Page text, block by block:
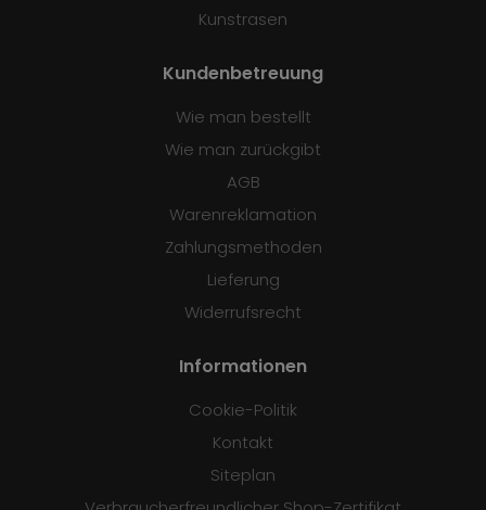
Kunstrasen
Kundenbetreuung
Wie man bestellt
Wie man zurückgibt
AGB
Warenreklamation
Zahlungsmethoden
Lieferung
Widerrufsrecht
Informationen
Cookie-Politik
Kontakt
Siteplan